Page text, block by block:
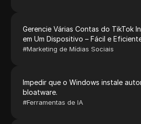
Gerencie Várias Contas do TikTok
em Um Dispositivo – Fácil e
#Marketing de Mídias Sociais
Impedir que o Windows instale
bloatware.
#Ferramentas de IA